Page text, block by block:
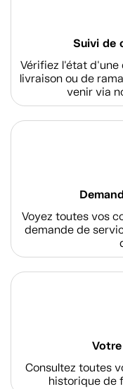
Suivi de
Vérifiez l'état d'une
livraison ou de
venir via
Voyez toutes vos
demande de
Consultez toutes
historique de